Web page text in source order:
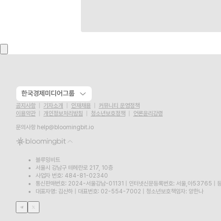
한국경제미디어그룹
공지사항 기자소개 인재채용
커뮤니티 운영정책
이용약관
개인정보처리방침 청소년보호정책
언론윤리강령
문의사항 help@bloomingbit.io
블루밍비트
서울시 강남구 테헤란로 217, 10층
사업자 번호: 484-81-02340
통신판매번호: 2024-서울강남-01131
인터넷신문등록번호: 서울,아53765
대표자명: 김산하
대표번호: 02-554-7002 청소년보호책임자: 양한나